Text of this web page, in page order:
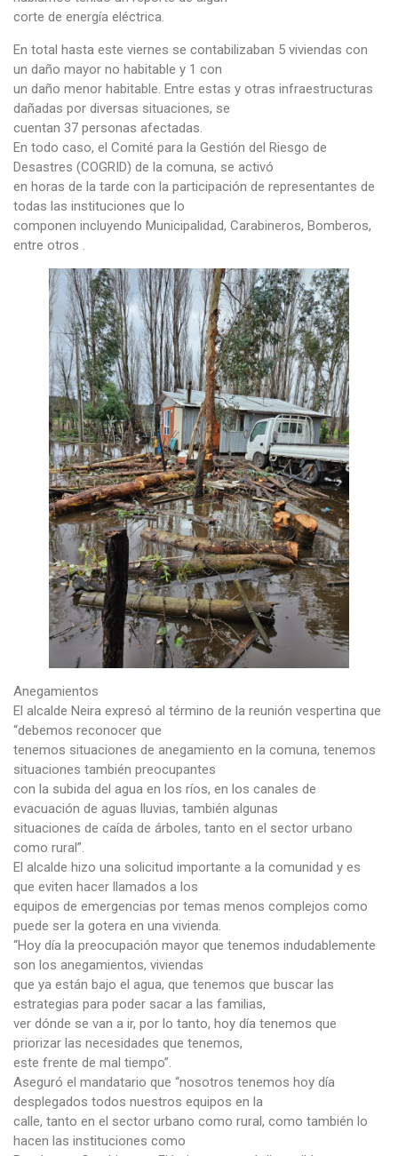
corte de energía eléctrica.
En total hasta este viernes se contabilizaban 5 viviendas con
un daño mayor no habitable y 1 con
un daño menor habitable. Entre estas y otras infraestructuras
dañadas por diversas situaciones, se
cuentan 37 personas afectadas.
En todo caso, el Comité para la Gestión del Riesgo de
Desastres (COGRID) de la comuna, se activó
en horas de la tarde con la participación de representantes de
todas las instituciones que lo
componen incluyendo Municipalidad, Carabineros, Bomberos,
entre otros .
Anegamientos
El alcalde Neira expresó al término de la reunión vespertina que
“debemos reconocer que
tenemos situaciones de anegamiento en la comuna, tenemos
situaciones también preocupantes
con la subida del agua en los ríos, en los canales de
evacuación de aguas lluvias, también algunas
situaciones de caída de árboles, tanto en el sector urbano
como rural”.
El alcalde hizo una solicitud importante a la comunidad y es
que eviten hacer llamados a los
equipos de emergencias por temas menos complejos como
puede ser la gotera en una vivienda.
“Hoy día la preocupación mayor que tenemos indudablemente
son los anegamientos, viviendas
que ya están bajo el agua, que tenemos que buscar las
estrategias para poder sacar a las familias,
ver dónde se van a ir, por lo tanto, hoy día tenemos que
priorizar las necesidades que tenemos,
este frente de mal tiempo”.
Aseguró el mandatario que “nosotros tenemos hoy día
desplegados todos nuestros equipos en la
calle, tanto en el sector urbano como rural, como también lo
hacen las instituciones como